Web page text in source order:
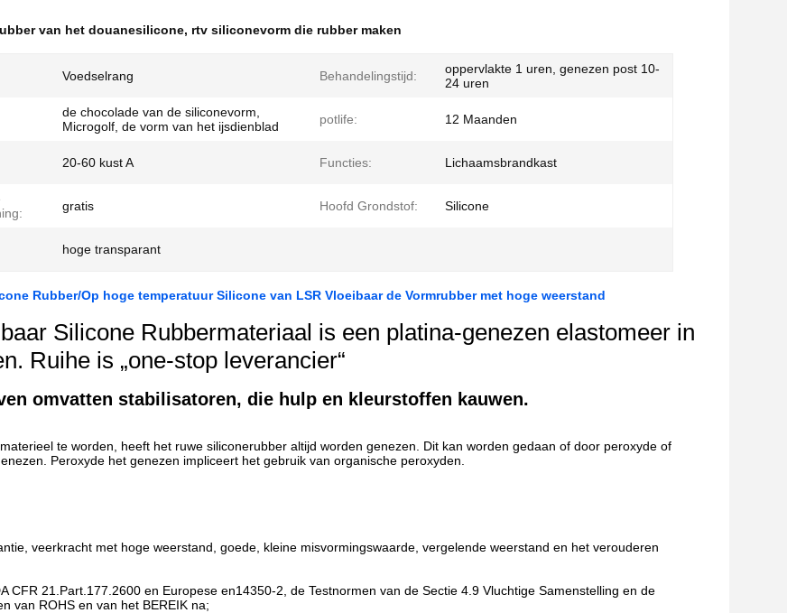
van het douanesilicone, rtv siliconevorm die rubber maken
Voedselrang Behandelingstijd:
oppervlakte 1 uren, genezen post 10-
24 uren
de chocolade van de siliconevorm,
Microgolf, de vorm van het ijsdienblad
potlife: 12 Maanden
20-60 kust A Functies: Lichaamsbrandkast
gratis Hoofd Grondstof: Silicone
hoge transparant
Rubber/Op hoge temperatuur Silicone van LSR Vloeibaar de Vormrubber met hoge weerstand
Silicone Rubbermateriaal is een platina-genezen elastomeer in
Ruihe is „one-stop leverancier“
omvatten stabilisatoren, die hulp en kleurstoffen kauwen.
te worden, heeft het ruwe siliconerubber altijd worden genezen. Dit kan worden gedaan of door peroxyde of
Peroxyde het genezen impliceert het gebruik van organische peroxyden.
veerkracht met hoge weerstand, goede, kleine misvormingswaarde, vergelende weerstand en het verouderen
CFR 21.Part.177.2600 en Europese en14350-2, de Testnormen van de Sectie 4.9 Vluchtige Samenstelling en de
van ROHS en van het BEREIK na;